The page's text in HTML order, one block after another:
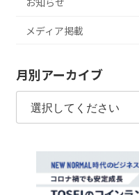
お知らせ
メディア掲載
月別アーカイブ